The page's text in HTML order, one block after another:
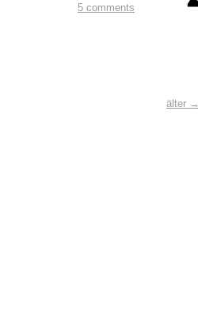
5 comments
älter →